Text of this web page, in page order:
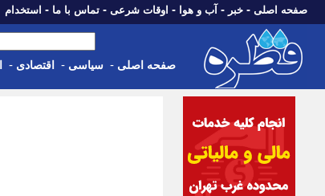
صفحه اصلی - خبر - آب و هوا - اوقات شرعی - تماس با ما - استخدام
صفحه اصلی - سیاسی - اقتصادی -